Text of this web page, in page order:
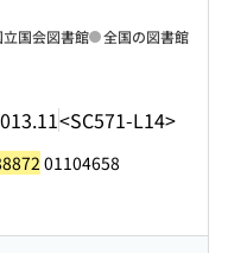
<SC571-L14>
立国会図書館 全国の図書館
01104658